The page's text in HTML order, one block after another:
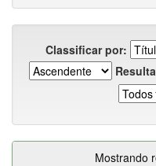
Classificar por:
Mostrando